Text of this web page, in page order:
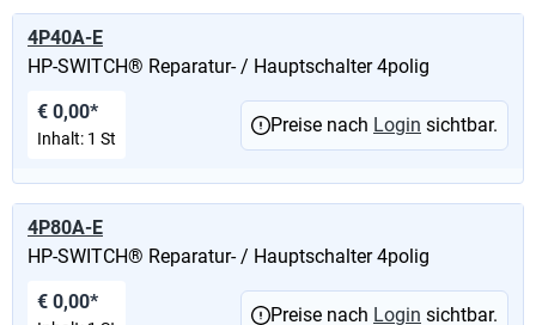
4P40A-E
HP-SWITCH® Reparatur- / Hauptschalter 4polig
€ 0,00*
Inhalt: 1 St
Preise nach Login sichtbar.
4P80A-E
HP-SWITCH® Reparatur- / Hauptschalter 4polig
€ 0,00*
Preise nach Login sichtbar.